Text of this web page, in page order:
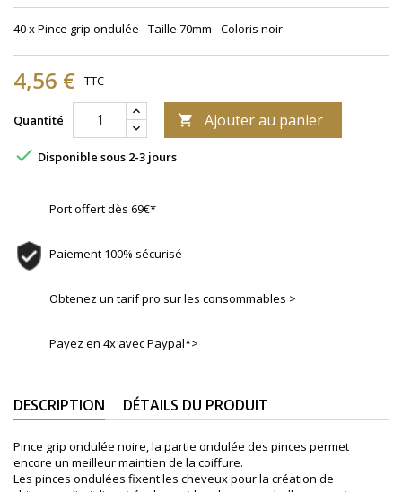
40 x Pince grip ondulée - Taille 70mm - Coloris noir.
4,56 € TTC
Quantité  Ajouter au panier
 Disponible sous 2-3 jours
Port offert dès 69€*
Paiement 100% sécurisé
Obtenez un tarif pro sur les consommables >
Payez en 4x avec Paypal*>
DESCRIPTION DÉTAILS DU PRODUIT
Pince grip ondulée noire, la partie ondulée des pinces permet
encore un meilleur maintien de la coiffure.
Les pinces ondulées fixent les cheveux pour la création de